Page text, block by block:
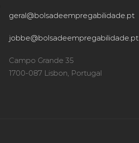
geral@bolsadeempregabilidade.pt
jobbe@bolsadeempregabilidade.pt
Campo Grande 35
1700-087 Lisbon, Portugal